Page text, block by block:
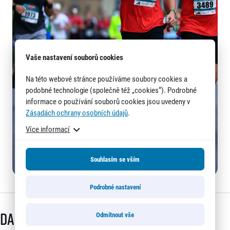
Další články
Vaše nastavení souborů cookies
Na této webové stránce používáme soubory cookies a
podobné technologie (společně též „cookies“). Podrobné
informace o používání souborů cookies jsou uvedeny v
Zásadách ochrany osobních údajů.
Více informací
Souhlasím se vším
Podrobné nastavení
Odmítnout vše